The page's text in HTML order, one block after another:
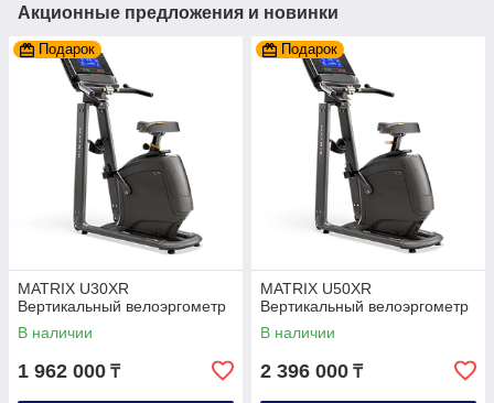
Акционные предложения и новинки
Подарок
MATRIX U30XR
Вертикальный велоэргометр
В наличии
1 962 000 ₸
Подарок
MATRIX U50XR
Вертикальный велоэргометр
В наличии
2 396 000 ₸